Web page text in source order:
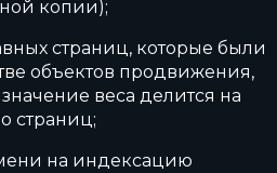
копии);
страниц, которые были
объектов продвижения,
значение веса делится на
страниц;
на индексацию